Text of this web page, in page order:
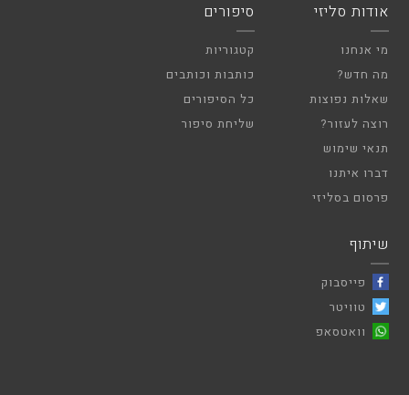
אודות סליזי
מי אנחנו
מה חדש?
שאלות נפוצות
רוצה לעזור?
תנאי שימוש
דברו איתנו
פרסום בסליזי
סיפורים
קטגוריות
כותבות וכותבים
כל הסיפורים
שליחת סיפור
שיתוף
פייסבוק
טוויטר
וואטסאפ